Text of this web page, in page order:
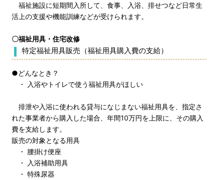
福祉施設に短期間入所して、食事、入浴、排せつなど日常生
活上の支援や機能訓練などが受けられます。
〇福祉用具・住宅改修
特定福祉用具販売（福祉用具購入費の支給）
●どんなとき？
・ 入浴やトイレで使う福祉用具がほしい
排泄や入浴に使われる貸与になじまない福祉用具を、指定さ
れた事業者から購入した場合、年間10万円を上限に、その購入
費を支給します。
販売の対象となる用具
・ 腰掛け便座
・ 入浴補助用具
・ 特殊尿器